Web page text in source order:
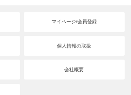
マイページ/会員登録
個人情報の取扱
会社概要